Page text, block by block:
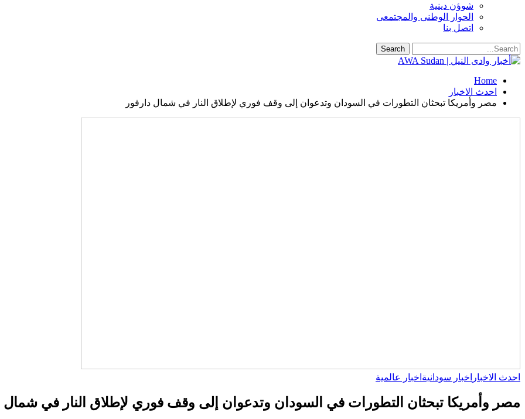
شوؤن دينية
الحوار الوطنى والمجتمعى
اتصل بنا
Home
احدث الاخبار
مصر وأمريكا تبحثان التطورات في السودان وتدعوان إلى وقف فوري لإطلاق النار في شمال دارفور
احدث الاخبار اخبار سودانية اخبار عالمية
مصر وأمريكا تبحثان التطورات في السودان وتدعوان إلى وقف فوري لإطلاق النار في شمال